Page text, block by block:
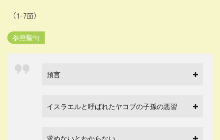
(1-7節)
参照聖句
預言
イスラエルと呼ばれたヤコブの子孫の悪習
求めないとわからない